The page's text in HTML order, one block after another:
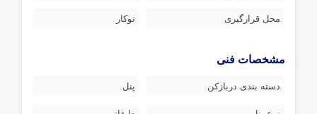
محل قرارگیری توکار
مشخصات فنی
دسته بندی دربازکن پنل